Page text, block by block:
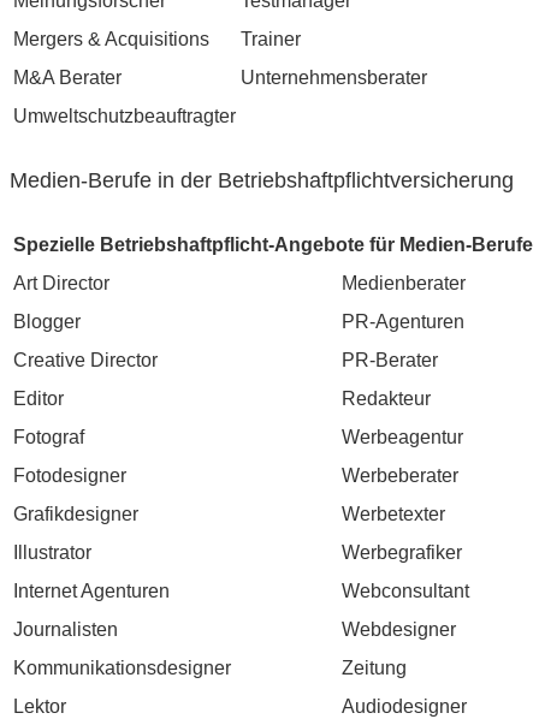
Mergers & Acquisitions
Trainer
M&A Berater
Unternehmensberater
Umweltschutzbeauftragter
Medien-Berufe in der Betriebshaftpflichtversicherung
Spezielle Betriebshaftpflicht-Angebote für Medien-Berufe
Art Director
Medienberater
Blogger
PR-Agenturen
Creative Director
PR-Berater
Editor
Redakteur
Fotograf
Werbeagentur
Fotodesigner
Werbeberater
Grafikdesigner
Werbetexter
Illustrator
Werbegrafiker
Internet Agenturen
Webconsultant
Journalisten
Webdesigner
Kommunikationsdesigner
Zeitung
Lektor
Audiodesigner